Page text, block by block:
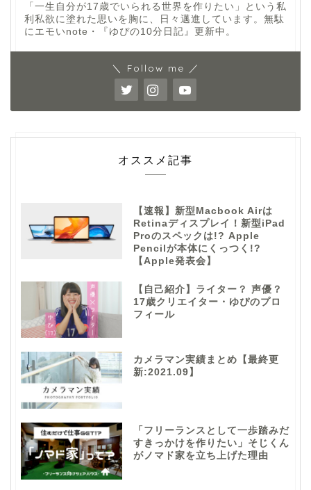
「一生自分が17歳でいられる世界を作りたい」という私
利私欲に塗れた思いを胸に、日々邁進しています。無駄
にエモいnote・『ゆぴの10分日記』更新中。
＼ Follow me ／
オススメ記事
【速報】新型Macbook Airは
Retinaディスプレイ！新型iPad
Proのスペックは!? Apple
Pencilが本体にくっつく!?
【Apple発表会】
【自己紹介】ライター？ 声優？
17歳クリエイター・ゆぴのプロ
フィール
カメラマン実績まとめ【最終更
新:2021.09】
「フリーランスとして一歩踏みだ
すきっかけを作りたい」そじくん
がノマド家を立ち上げた理由